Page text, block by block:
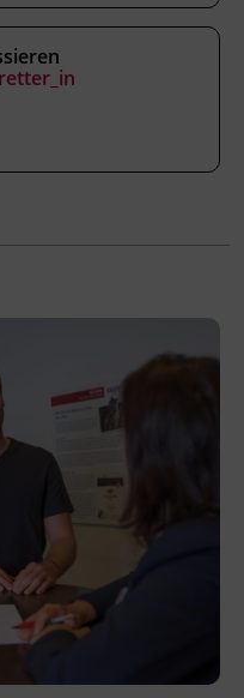
und, wenn
maximal 30 %
finden